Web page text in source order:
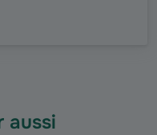
aussi